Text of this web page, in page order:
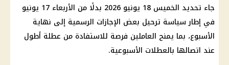
جاء تحديد الخميس 18 يونيو 2026
بدلًا من الأربعاء 17 يونيو
في إطار سياسة ترحيل بعض الإجازات الرسمية إلى نهاية
الأسبوع، بما يمنح العاملين فرصة للاستفادة من عطلة أطول
عند اتصالها بالعطلات الأسبوعية.